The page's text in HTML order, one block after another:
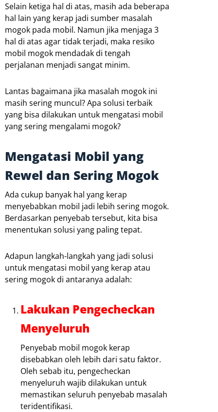
Selain ketiga hal di atas, masih ada beberapa
hal lain yang kerap jadi sumber masalah
mogok pada mobil. Namun jika menjaga 3
hal di atas agar tidak terjadi, maka resiko
mobil mogok mendadak di tengah
perjalanan menjadi sangat minim.
Lantas bagaimana jika masalah mogok ini
masih sering muncul? Apa solusi terbaik
yang bisa dilakukan untuk mengatasi mobil
yang sering mengalami mogok?
Mengatasi Mobil yang
Rewel dan Sering Mogok
Ada cukup banyak hal yang kerap
menyebabkan mobil jadi lebih sering mogok.
Berdasarkan penyebab tersebut, kita bisa
menentukan solusi yang paling tepat.
Adapun langkah-langkah yang jadi solusi
untuk mengatasi mobil yang kerap atau
sering mogok di antaranya adalah:
Lakukan Pengecheckan
Menyeluruh
Penyebab mobil mogok kerap
disebabkan oleh lebih dari satu faktor.
Oleh sebab itu, pengecheckan
menyeluruh wajib dilakukan untuk
memastikan seluruh penyebab masalah
teridentifikasi.